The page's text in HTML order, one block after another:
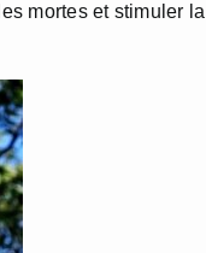
mortes et stimuler la